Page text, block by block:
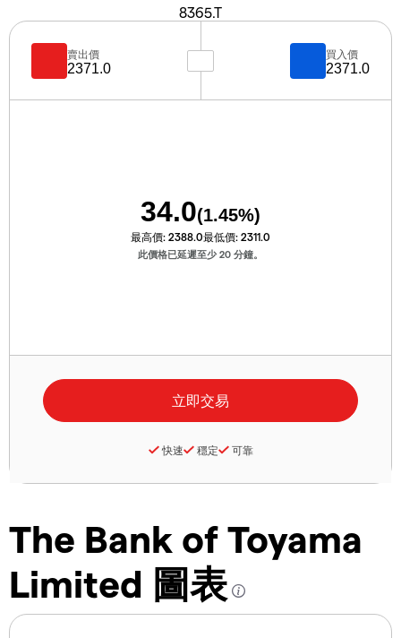
8365.T
The Bank of Toyama
Limited 圖表
賣出價
2371.0
買入價
2371.0
34.0(1.45%)
最高價: 2388.0最低價: 2311.0
此價格已延遲至少 20 分鐘。
快速 穩定 可靠